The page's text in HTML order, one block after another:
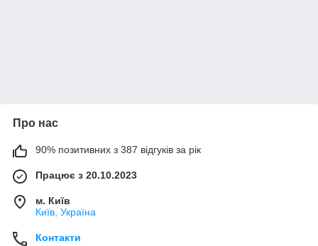
Про нас
90% позитивних з 387 відгуків за рік
Працює з 20.10.2023
м. Київ
Київ, Україна
Контакти